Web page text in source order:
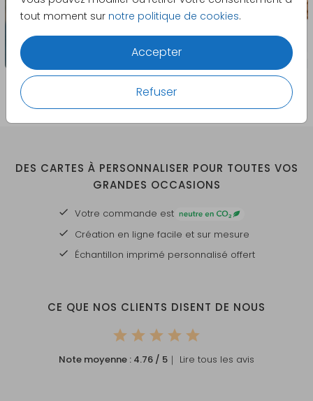
tout moment sur notre politique de cookies.
Accepter
Refuser
DES CARTES À PERSONNALISER POUR TOUTES VOS
GRANDES OCCASIONS
Votre commande est
Création en ligne facile et sur mesure
Échantillon imprimé personnalisé offert
CE QUE NOS CLIENTS DISENT DE NOUS
Note moyenne : 4.76 / 5 ｜ Lire tous les avis